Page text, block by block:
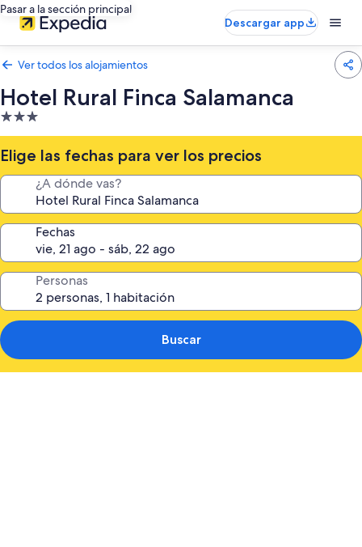
Pasar a la sección principal
Descargar app
Ver todos los alojamientos
Hotel Rural Finca Salamanca
Alojamiento
de
3.0 estrellas
Elige las fechas para ver los precios
¿A dónde vas?
Fechas
Personas
Buscar